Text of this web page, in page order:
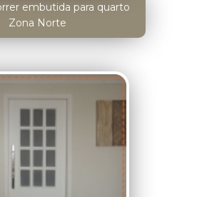
embutida para quarto
Zona Norte